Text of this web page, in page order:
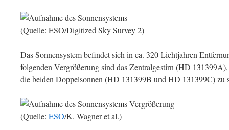
(Quelle: ESO/Digitized Sky Survey 2)
Das Sonnensystem befindet sich in ca. 320 Lichtjahren
folgenden Vergrößerung sind das Zentralgestirn (HD
die beiden Doppelsonnen (HD 131399B und HD 131399C) zu
(Quelle: ESO/K. Wagner et al.)